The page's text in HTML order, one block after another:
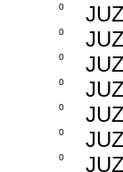
0
0
0
0
0
0
0